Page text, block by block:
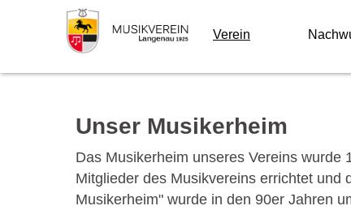
Verein
Unser Musikerheim
Das Musikerheim unseres Vereins
Mitglieder des Musikvereins errichtet und
Musikerheim" wurde in den 90er Jahren